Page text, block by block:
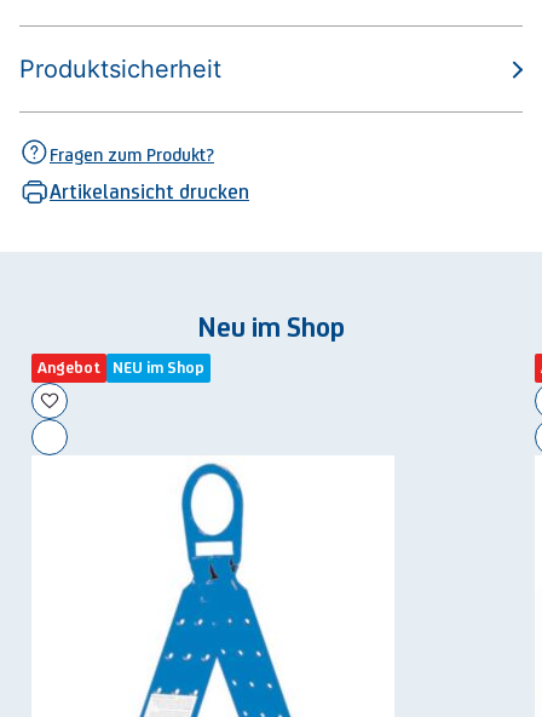
Produktsicherheit
Fragen zum Produkt?
Artikelansicht drucken
Neu im Shop
Angebot NEU im Shop